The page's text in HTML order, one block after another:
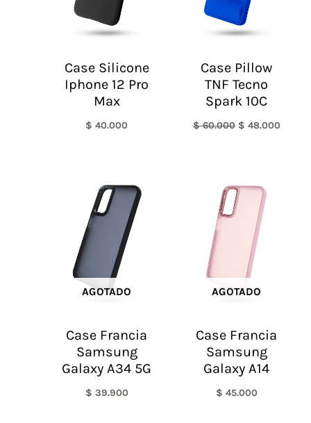
Case Silicone
Iphone 12 Pro
Max
$ 40.000
Case Pillow
TNF Tecno
Spark 10C
$60.000 $ 48.000
AGOTADO
Case Francia
Samsung
Galaxy A34 5G
$ 39.900
AGOTADO
Case Francia
Samsung
Galaxy A14
$ 45.000